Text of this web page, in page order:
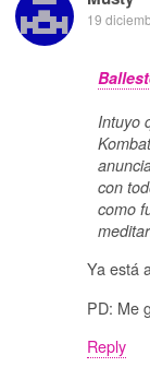
19
Intuyo
con
como
Ya está
PD: Me
Reply